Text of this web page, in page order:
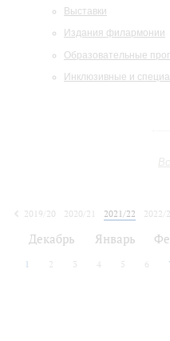
Выставки
Издания филармонии
Образовательные
Инклюзивные и
2019/20
2020/21 2021/22 2022/
Декабрь Январь
1 2 3 4 5 6